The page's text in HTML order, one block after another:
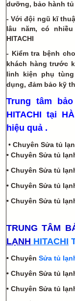
dưỡng, bảo hành tủ
- Với đội ngũ kĩ
lâu năm, có
HITACHI
- Kiểm tra bệnh
khách hàng trước
linh kiện phụ
dụng, đảm bảo kỹ
Trung tâm
HITACHI tại
hiệu quả .
• Chuyên Sửa tủ
• Chuyên Sửa tủ
• Chuyên Sửa tủ
• Chuyên Sửa tủ
• Chuyên Sửa tủ
TRUNG TÂM
LẠNH HITACHI
• Chuyên Sửa tủ
• Chuyên Sửa tủ
• Chuyên Sửa tủ